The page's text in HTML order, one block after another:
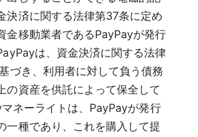
決済に関する法律第37条に定め
金移動業者であるPayPayが発行
は、資金決済に関する法律
づき、利用者に対して負う債務
の資産を供託によって保全して
ネーライトは、PayPayが発行
一種であり、これを購入して提